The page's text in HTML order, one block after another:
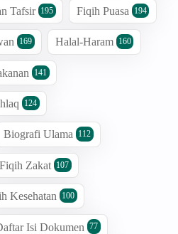
Tafsir 195 Fiqih Puasa 194
169 Halal-Haram 160
141
124
Biografi Ulama 112
Fiqih Zakat 107
Kesehatan 100
Isi Dokumen 77